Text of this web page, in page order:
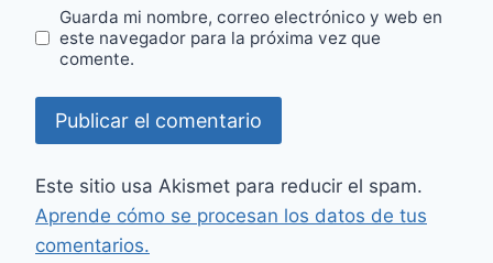
Guarda mi nombre, correo electrónico y web en
este navegador para la próxima vez que
comente.
Este sitio usa Akismet para reducir el spam.
Aprende cómo se procesan los datos de tus
comentarios.